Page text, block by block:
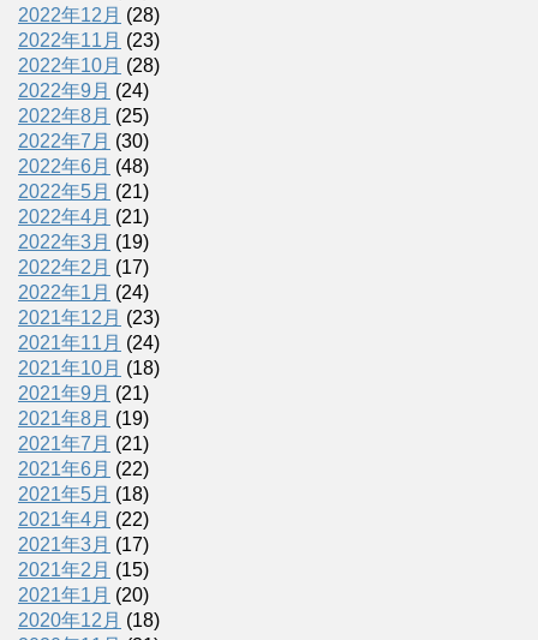
2022年12月 (28)
2022年11月 (23)
2022年10月 (28)
2022年9月 (24)
2022年8月 (25)
2022年7月 (30)
2022年6月 (48)
2022年5月 (21)
2022年4月 (21)
2022年3月 (19)
2022年2月 (17)
2022年1月 (24)
2021年12月 (23)
2021年11月 (24)
2021年10月 (18)
2021年9月 (21)
2021年8月 (19)
2021年7月 (21)
2021年6月 (22)
2021年5月 (18)
2021年4月 (22)
2021年3月 (17)
2021年2月 (15)
2021年1月 (20)
2020年12月 (18)